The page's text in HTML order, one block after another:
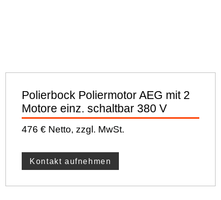
Polierbock Poliermotor AEG mit 2
Motore einz. schaltbar 380 V
476 € Netto, zzgl. MwSt.
Kontakt aufnehmen